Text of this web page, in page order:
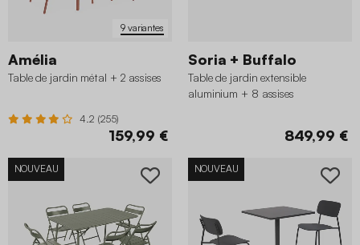
9 variantes
Amélia
Table de jardin métal + 2 assises
4.2 (255)
159,99 €
Soria + Buffalo
Table de jardin extensible
aluminium + 8 assises
849,99 €
NOUVEAU NOUVEAU